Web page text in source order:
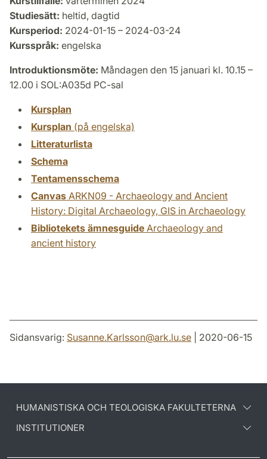
Studiesätt: heltid, dagtid
Kursperiod: 2024-01-15 – 2024-03-24
Kursspråk: engelska
Introduktionsmöte: Måndagen den 15 januari kl. 10.15 –
12.00 i SOL:A035d PC-sal
Kursplan
Kursplan (på engelska)
Litteraturlista
Schema
Tentamensschema
Canvas ARKN09 - Archaeology and Ancient
History: Digital Archaeology, GIS in Archaeology
Bibliotekets ämnesguide Archaeology and
ancient history
Sidansvarig: Susanne.Karlsson@ark.lu.se | 2020-06-15
HUMANISTISKA OCH TEOLOGISKA FAKULTETERNA
INSTITUTIONER